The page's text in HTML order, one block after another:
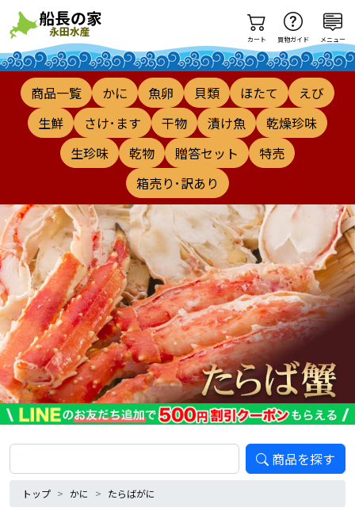
カート 買物ガイド メニュー
商品一覧 かに 魚卵 貝類 ほたて
えび
生鮮
さけ･ます 干物 漬け魚
乾燥珍味
生珍味
乾物 贈答セット
特売
箱売り･訳あり
商品を探す
トップ かに たらばがに